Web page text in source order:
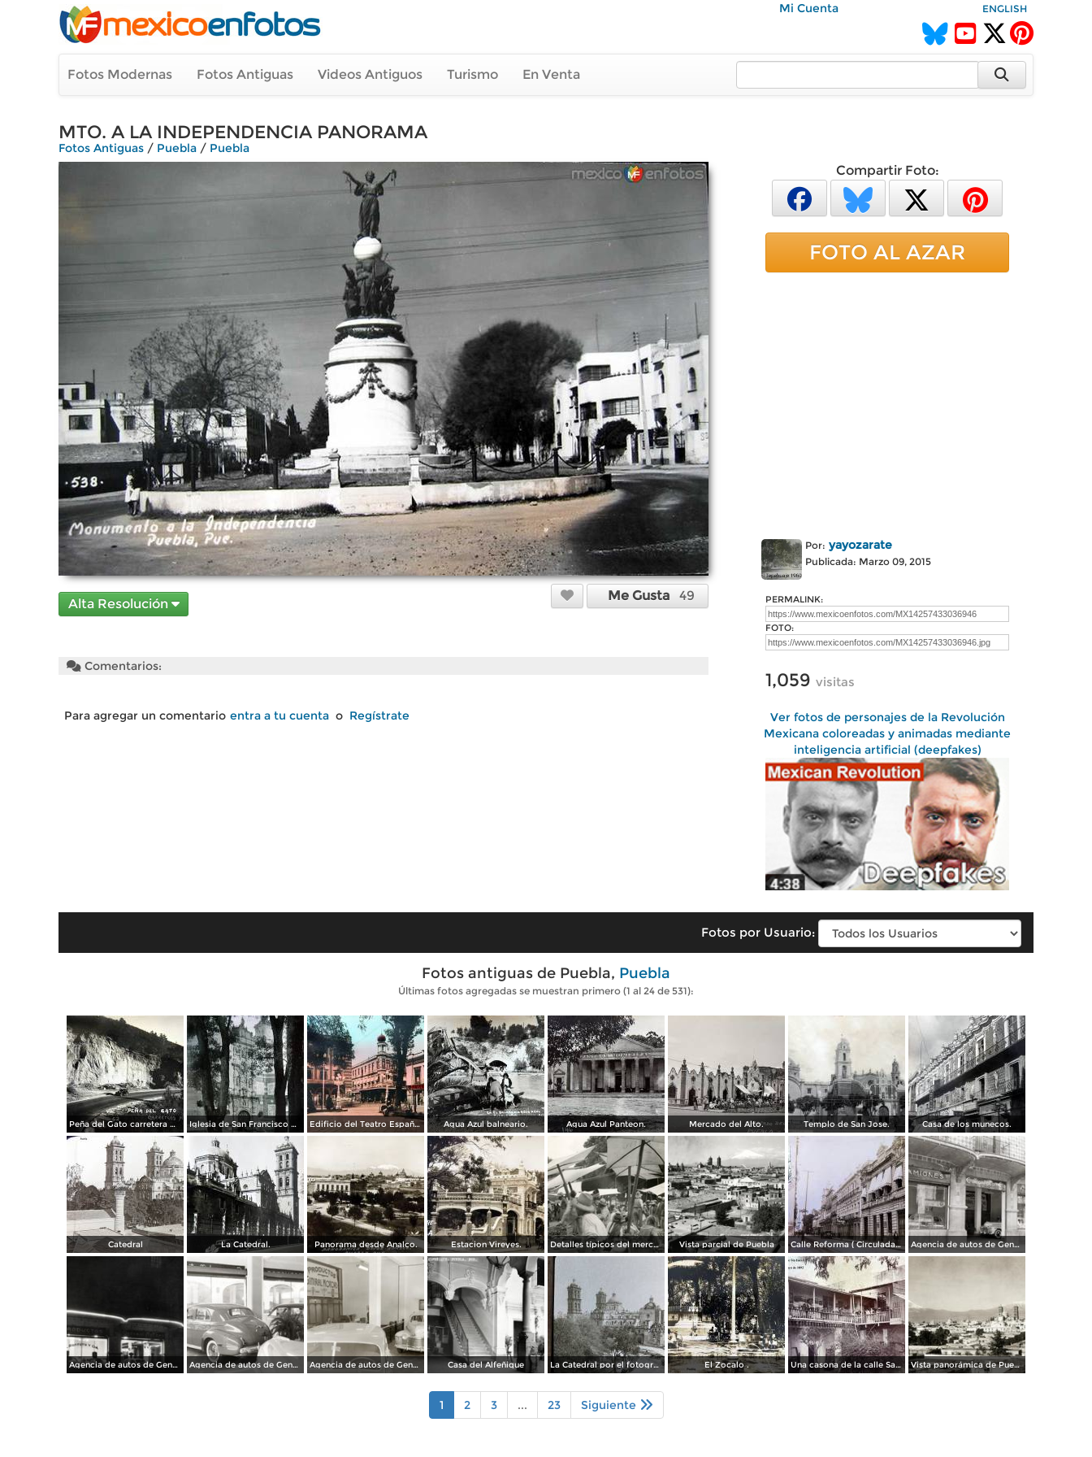
Mi Cuenta ENGLISH
Fotos Modernas Fotos Antiguas Videos Antiguos Turismo En Venta
MTO. A LA INDEPENDENCIA PANORAMA
Fotos Antiguas / Puebla / Puebla
Alta Resolución
Me Gusta 49
Comentarios:
Para agregar un comentario entra a tu cuenta o Regístrate
Compartir Foto:
FOTO AL AZAR
Por: yayozarate
Publicada: Marzo 09, 2015
PERMALINK:
FOTO:
1,059 visitas
Ver fotos de personajes de la Revolución
Mexicana coloreadas y animadas mediante
inteligencia artificial (deepfakes)
Fotos por Usuario:
Fotos antiguas de Puebla, Puebla
Últimas fotos agregadas se muestran primero (1 al 24 de 531):
Peña del Gato carretera Mexico-Puebla Iglesia de San Francisco por el Fotógrafo Hugo Brehme. Edificio del Teatro Español. Agua Azul balneario. Agua Azul Panteon. Mercado del Alto. Templo de San Jose. Casa de los munecos.
Catedral La Catedral. Panorama desde Analco. Estacion Vireyes. Detalles típicos del mercado Vista parcial de Puebla Calle Reforma ( Circulada el 15 de Marzo de 1933 ). Agencia de autos de General Motors
Agencia de autos de General Motors Agencia de autos de General Motors Agencia de autos de General Motors Casa del Alfeñique La Catedral por el fotografo William H. Rau. El Zocalo . Una casona de la calle Santa Ines # 5 ( Fechada el 5 de Mayo de 1892 ). Vista panorámica de Puebla, con volcanes Popocatépetl (izq.) e Iztaccíhuatl (der.)
1 2 3 ... 23 Siguiente